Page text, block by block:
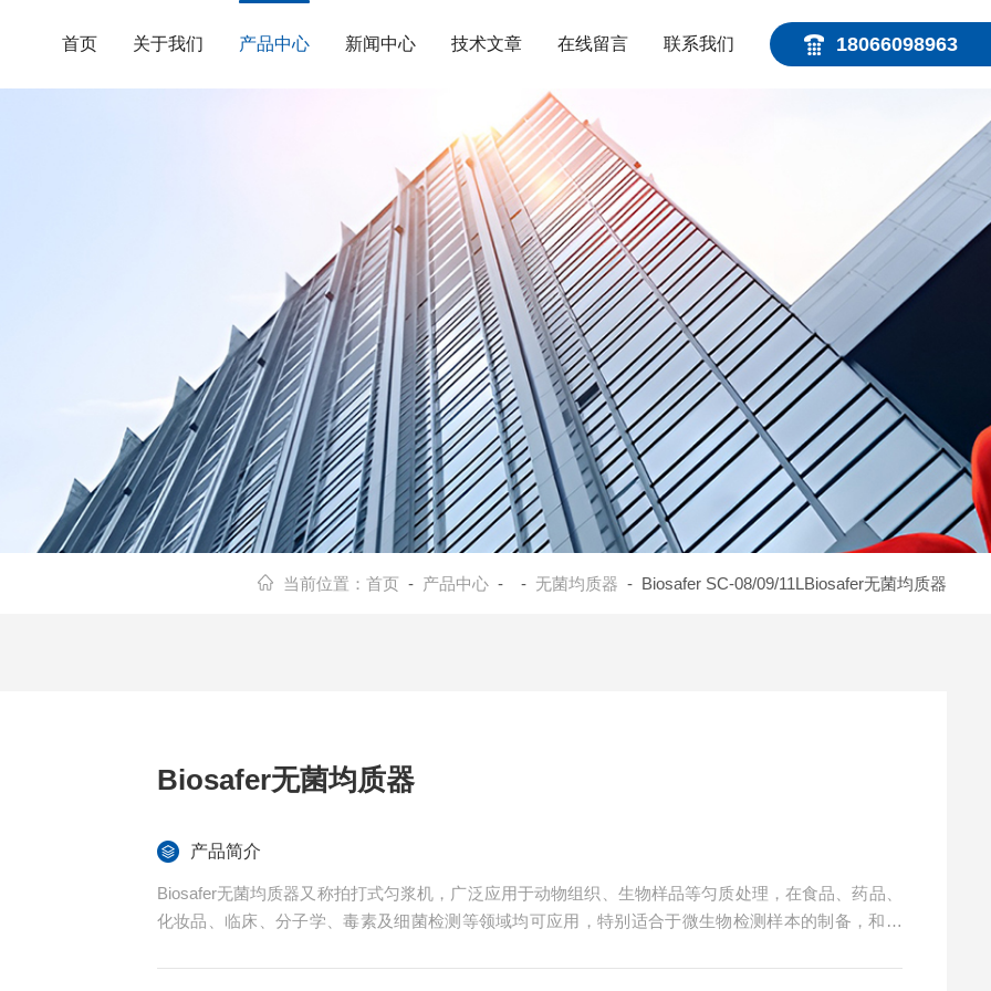
18066098963
首页 关于我们 产品中心 新闻中心 技术文章 在线留言 联系我们
当前位置： 首页 - 产品中心- - 无菌均质器 - Biosafer SC-08/09/11LBiosafer无菌均质器
Biosafer无菌均质器
产品简介
Biosafer无菌均质器又称拍打式匀浆机，广泛应用于动物组织、生物样品等匀质处理，在食品、药品、
化妆品、临床、分子学、毒素及细菌检测等领域均可应用，特别适合于微生物检测样本的制备，和肿